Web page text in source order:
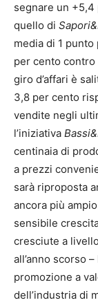
segnare un
quello di
media di 1
per cento contro
giro d’affari è
3,8 per cento
vendite negli
l’iniziativa
centinaia di
a prezzi
sarà riproposta
ancora più
sensibile
cresciute a
all’anno scorso
promozione a
dell’industria di